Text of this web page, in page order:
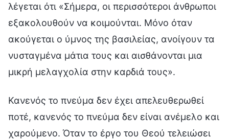
λέγεται ότι «Σήμερα, οι περισσότεροι άνθρωποι
εξακολουθούν να κοιμούνται. Μόνο όταν
ακούγεται ο ύμνος της βασιλείας, ανοίγουν τα
νυσταγμένα μάτια τους και αισθάνονται μια
μικρή μελαγχολία στην καρδιά τους».
Κανενός το πνεύμα δεν έχει απελευθερωθεί
ποτέ, κανενός το πνεύμα δεν είναι ανέμελο και
χαρούμενο. Όταν το έργο του Θεού τελειώσει